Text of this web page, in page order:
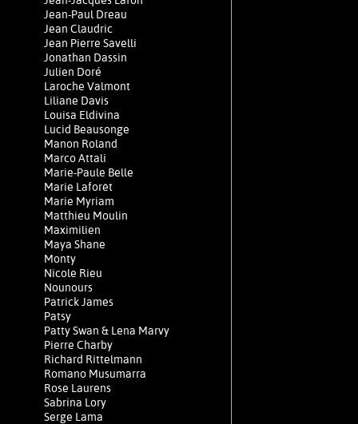
Jean-Paul Dreau
Jean Claudric
Jean Pierre Savelli
Jonathan Dassin
Julien Doré
Laroche Valmont
Liliane Davis
Louisa Eldivina
Lucid Beausonge
Manon Roland
Marco Attali
Marie-Paule Belle
Marie Laforêt
Marie Myriam
Matthieu Moulin
Maximilien
Maya Shane
Monty
Nicole Rieu
Nounours
Patrick James
Patsy
Patty Swan & Lena Marvy
Pierre Charby
Richard Rittelmann
Romano Musumarra
Rose Laurens
Sabrina Lory
Serge Lama